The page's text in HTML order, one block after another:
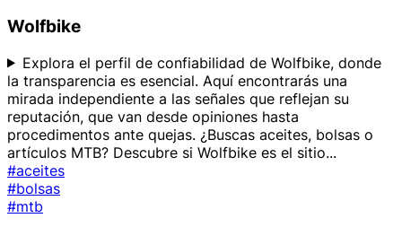
Wolfbike
Explora el perfil de confiabilidad de Wolfbike, donde
la transparencia es esencial. Aquí encontrarás una
mirada independiente a las señales que reflejan su
reputación, que van desde opiniones hasta
procedimentos ante quejas. ¿Buscas aceites, bolsas o
artículos MTB? Descubre si Wolfbike es el sitio...
#aceites
#bolsas
#mtb